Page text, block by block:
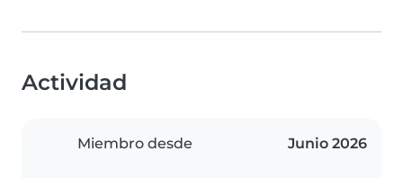
Actividad
Miembro desde Junio 2026